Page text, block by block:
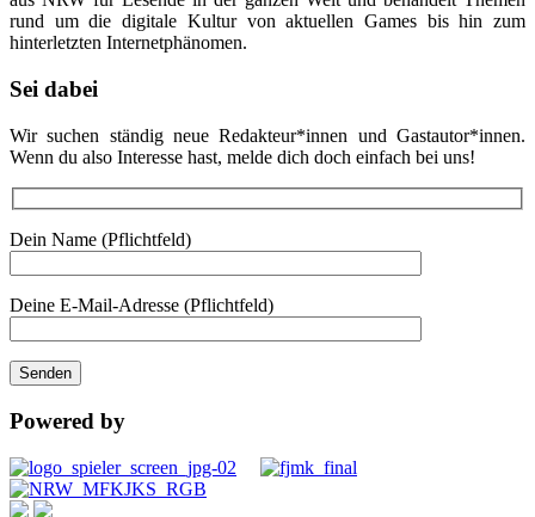
rund um die digitale Kultur von aktuellen Games bis hin zum
hinterletzten Internetphänomen.
Sei dabei
Wir suchen ständig neue Redakteur*innen und Gastautor*innen.
Wenn du also Interesse hast, melde dich doch einfach bei uns!
Dein Name (Pflichtfeld)
Deine E-Mail-Adresse (Pflichtfeld)
Powered by